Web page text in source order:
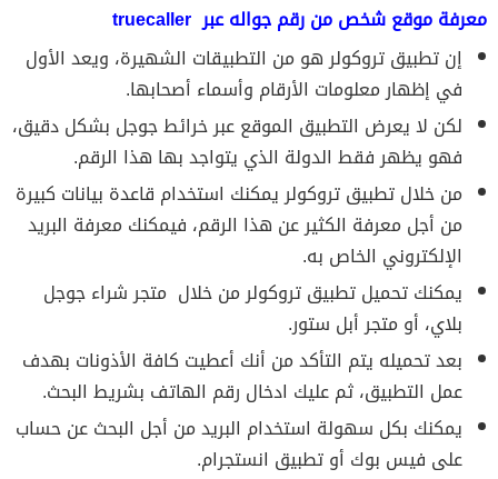
معرفة موقع شخص من رقم جواله عبر truecaller
إن تطبيق تروكولر هو من التطبيقات الشهيرة، ويعد الأول
في إظهار معلومات الأرقام وأسماء أصحابها.
لكن لا يعرض التطبيق الموقع عبر خرائط جوجل بشكل دقيق،
فهو يظهر فقط الدولة الذي يتواجد بها هذا الرقم.
من خلال تطبيق تروكولر يمكنك استخدام قاعدة بيانات كبيرة
من أجل معرفة الكثير عن هذا الرقم، فيمكنك معرفة البريد
الإلكتروني الخاص به.
يمكنك تحميل تطبيق تروكولر من خلال متجر شراء جوجل
بلاي، أو متجر أبل ستور.
بعد تحميله يتم التأكد من أنك أعطيت كافة الأذونات بهدف
عمل التطبيق، ثم عليك ادخال رقم الهاتف بشريط البحث.
يمكنك بكل سهولة استخدام البريد من أجل البحث عن حساب
على فيس بوك أو تطبيق انستجرام.